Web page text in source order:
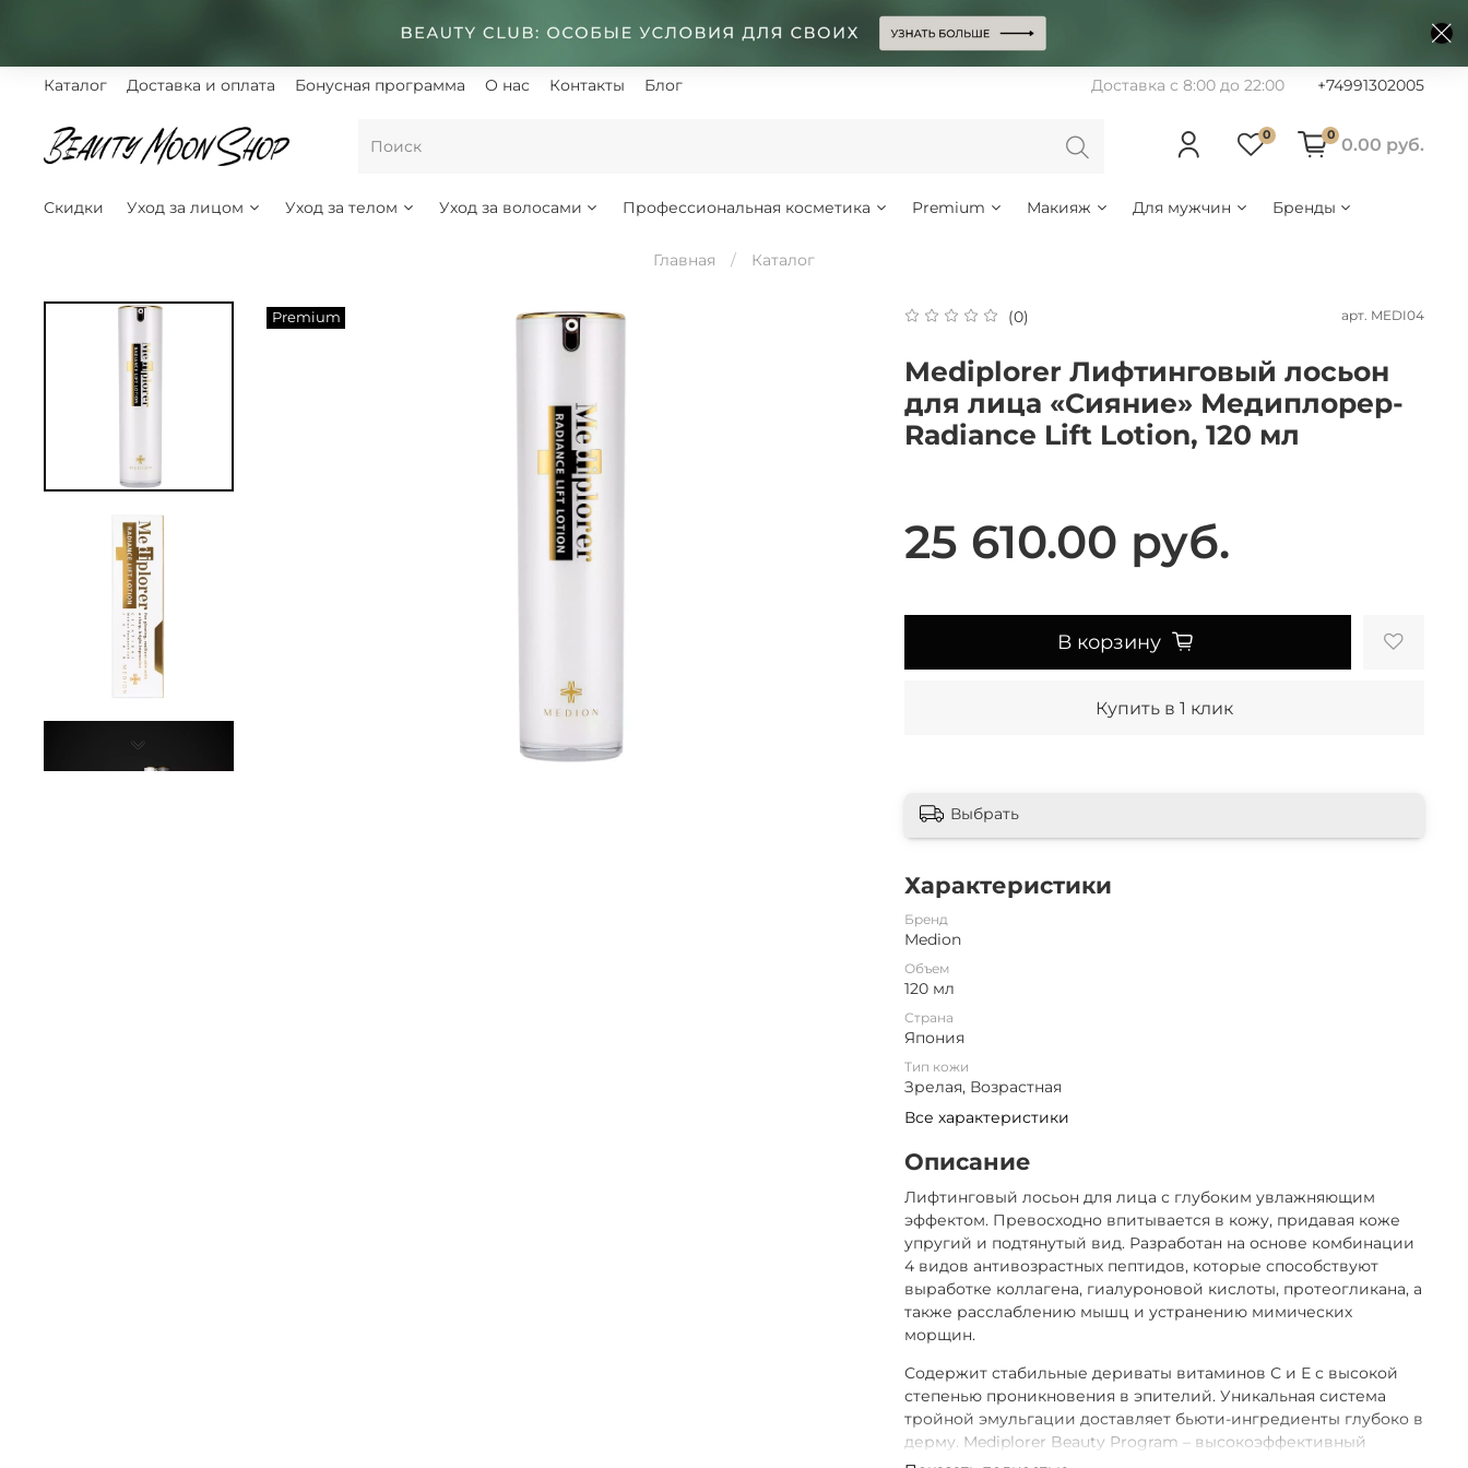
Каталог Доставка и оплата Бонусная программа О нас Контакты Блог Доставка с 8:00 до 22:00 +74991302005
0 0 0.00 руб.
Скидки Уход за лицом Уход за телом Уход за волосами Профессиональная косметика Premium Макияж Для мужчин Бренды
Главная Каталог
Premium (0) арт. MEDI04
Mediplorer Лифтинговый лосьон
для лица «Сияние» Медиплорер-
Radiance Lift Lotion, 120 мл
25 610.00 руб.
В корзину
Купить в 1 клик
Выбрать
Характеристики
Бренд
Medion
Объем
120 мл
Страна
Япония
Тип кожи
Зрелая, Возрастная
Все характеристики
Описание
Лифтинговый лосьон для лица с глубоким увлажняющим
эффектом. Превосходно впитывается в кожу, придавая коже
упругий и подтянутый вид. Разработан на основе комбинации
4 видов антивозрастных пептидов, которые способствуют
выработке коллагена, гиалуроновой кислоты, протеогликана, а
также расслаблению мышц и устранению мимических
морщин.
Содержит стабильные дериваты витаминов С и Е с высокой
степенью проникновения в эпителий. Уникальная система
тройной эмульгации доставляет бьюти-ингредиенты глубоко в
дерму. Mediplorer Beauty Program – высокоэффективный